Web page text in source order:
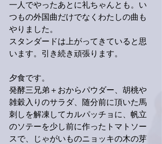
一人でやったあとに礼ちゃんとも。い
つもの外国曲だけでなくわたしの曲も
やりました。
スタンダードは上がってきていると思
います。引き続き頑張ります。
夕食です。
発酵三兄弟＋おからパウダー、胡桃や
雑穀入りのサラダ、随分前に頂いた馬
刺しを解凍してカルパッチョに、帆立
のソテーを少し前に作ったトマトソー
スで、じゃがいものニョッキの木の芽